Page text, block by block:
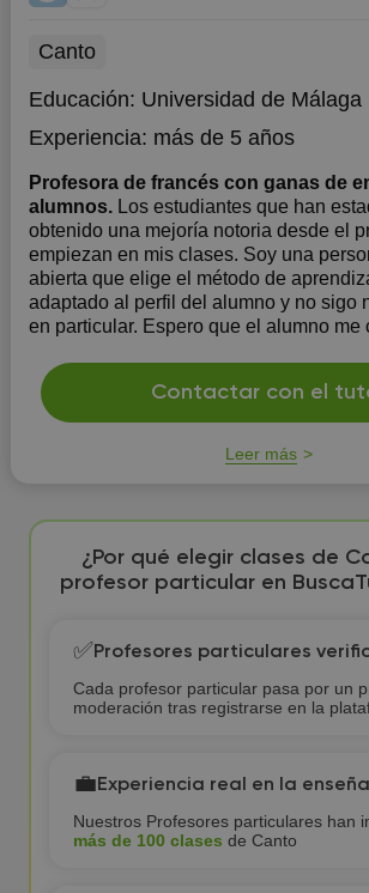
Canto
Educación: Universidad de Málaga
Experiencia: más de 5 años
Profesora de francés con ganas de
alumnos. Los estudiantes que han
obtenido una mejoría notoria desde el
empiezan en mis clases. Soy una
abierta que elige el método de
adaptado al perfil del alumno y no sigo
en particular. Espero que el alumno me
Contactar con el
Leer más
¿Por qué elegir clases de
profesor particular en
✅Profesores particulares
Cada profesor particular pasa por un
moderación tras registrarse en la
💼Experiencia real en la
Nuestros Profesores particulares han
más de 100 clases de Canto